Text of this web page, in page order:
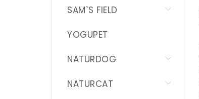
SAM`S FIELD
YOGUPET
NATURDOG
NATURCAT